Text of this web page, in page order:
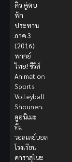
คิว คู่ตบ
ฟ้า
ประทาน
ภาค 3
(2016)
พากย์
ไทย! ซีรีส์
Animation
Sports
Volleyball
Shounen.
ดูอนิเมะ
ทีม
วอลเลย์บอล
โรงเรียน
คาราสุโนะ